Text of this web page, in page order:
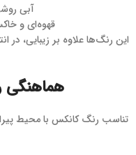
آبی
قهوه‌ای و
این رنگ‌ها علاوه بر زیبایی، در
هماهنگی
تناسب رنگ کانکس با محیط